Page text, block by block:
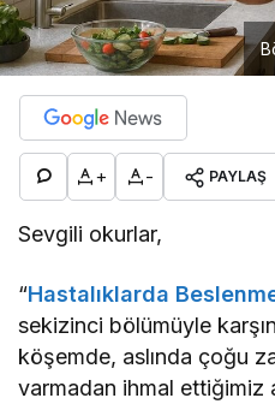
+ - PAYLAŞ
Sevgili okurlar,
“Hastalıklarda
sekizinci bölümüyle
köşemde, aslında çoğu
varmadan ihmal ettiğimiz